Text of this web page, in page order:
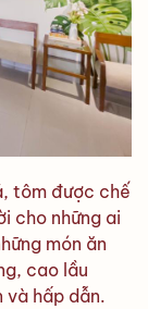
tôm được chế
cho những ai
món ăn
cao lầu
và hấp dẫn.